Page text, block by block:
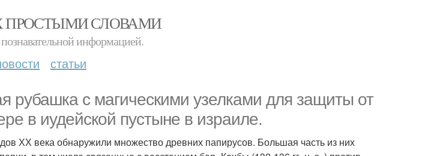
ПРОСТЫМИ СЛОВАМИ
информацией.
статьи
рубашка с магическими узелками для защиты от
в иудейской пустыне в израиле.
ХХ века обнаружили множество древних папирусов. Большая часть из них